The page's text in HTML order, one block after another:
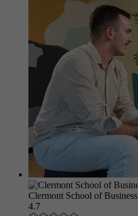
Clermont School of Business
4.7